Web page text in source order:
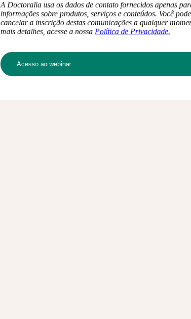
A Doctoralia usa os dados de contato fornecidos apenas
informações sobre produtos, serviços e conteúdos. Você pode
cancelar a inscrição destas comunicações a qualquer
mais detalhes, acesse a nossa Política de Privacidade.